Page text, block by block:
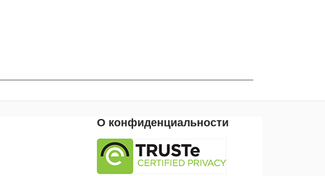
О конфиденциальности